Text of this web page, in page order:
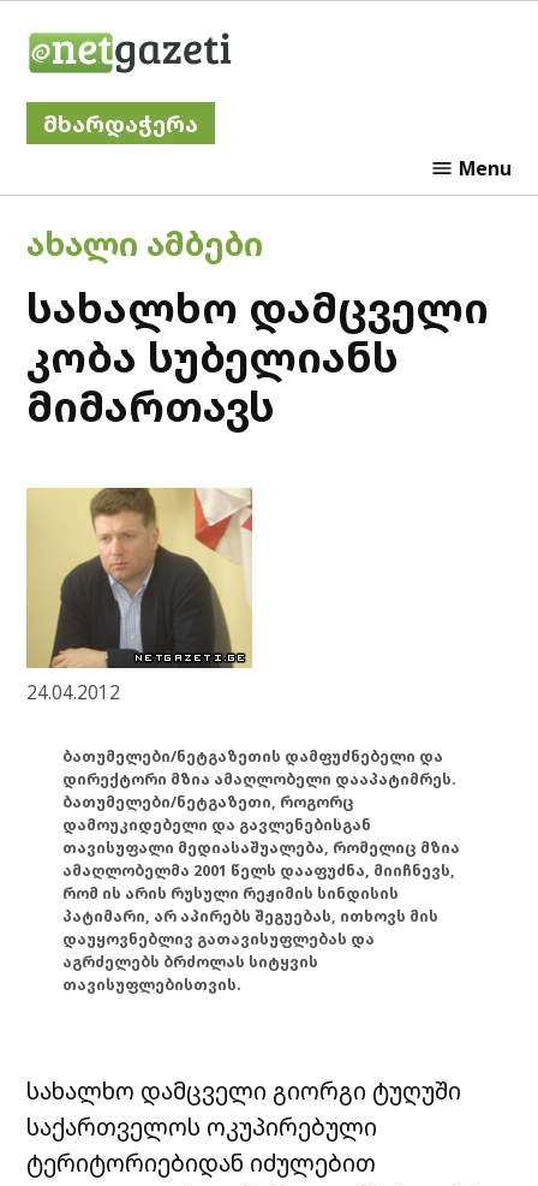
მხარდაჭერა
Menu
POSTED
IN
ᲐᲮᲐᲚᲘ ᲐᲛᲑᲔᲑᲘ
სახალხო დამცველი
კობა სუბელიანს
მიმართავს
24.04.2012
ბათუმელები/ნეტგაზეთის დამფუძნებელი და
დირექტორი მზია ამაღლობელი დააპატიმრეს.
ბათუმელები/ნეტგაზეთი, როგორც
დამოუკიდებელი და გავლენებისგან
თავისუფალი მედიასაშუალება, რომელიც მზია
ამაღლობელმა 2001 წელს დააფუძნა, მიიჩნევს,
რომ ის არის რუსული რეჟიმის სინდისის
პატიმარი, არ აპირებს შეგუებას, ითხოვს მის
დაუყოვნებლივ გათავისუფლებას და
აგრძელებს ბრძოლას სიტყვის
თავისუფლებისთვის.
სახალხო დამცველი გიორგი ტუღუში
საქართველოს ოკუპირებული
ტერიტორიებიდან იძულებით